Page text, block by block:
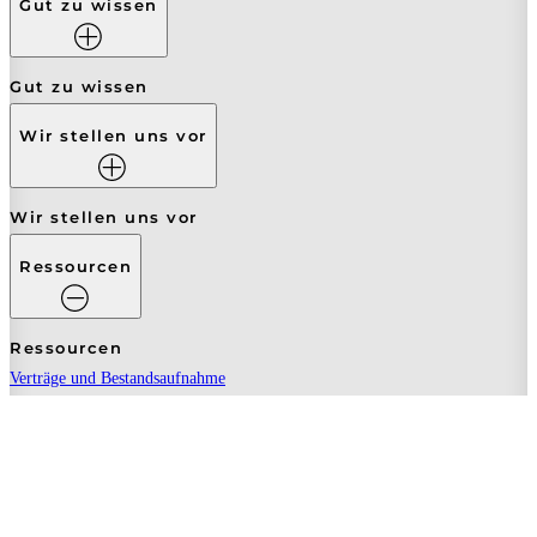
Gut zu wissen
Gut zu wissen
Wir stellen uns vor
Wir stellen uns vor
Ressourcen
Ressourcen
Verträge und Bestandsaufnahme